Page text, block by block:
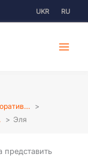
UKR RU
Эля
представить